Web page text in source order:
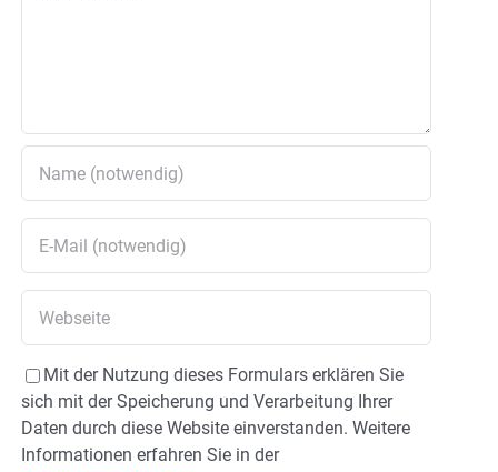
Mit der Nutzung dieses Formulars erklären Sie
sich mit der Speicherung und Verarbeitung Ihrer
Daten durch diese Website einverstanden. Weitere
Informationen erfahren Sie in der